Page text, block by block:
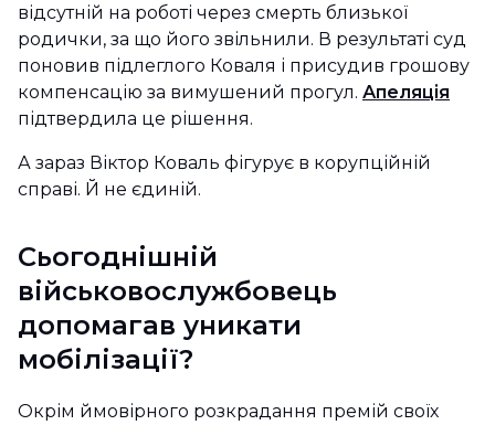
відсутній на роботі через смерть близької
родички, за що його звільнили. В результаті суд
поновив підлеглого Коваля і присудив грошову
компенсацію за вимушений прогул. Апеляція
підтвердила це рішення.
А зараз Віктор Коваль фігурує в корупційній
справі. Й не єдиній.
Сьогоднішній
військовослужбовець
допомагав уникати
мобілізації?
Окрім ймовірного розкрадання премій своїх